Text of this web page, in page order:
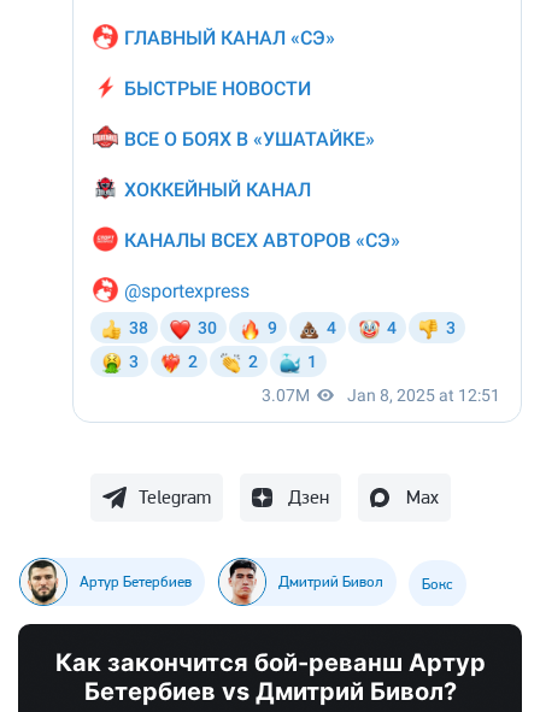
Telegram Дзен Max
Артур Бетербиев Дмитрий Бивол Бокс
Как закончится бой-реванш Артур
Бетербиев vs Дмитрий Бивол?